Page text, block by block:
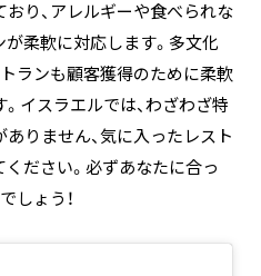
り、アレルギーや食べられな
柔軟に対応します。多文化
ランも顧客獲得のために柔軟
イスラエルでは、わざわざ特
りません、気に入ったレスト
ださい。必ずあなたに合っ
しょう！